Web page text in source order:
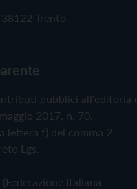
Trento
pubblici all'editoria
2017, n. 70.
lettera f) del comma 2
Lgs.
Italiana